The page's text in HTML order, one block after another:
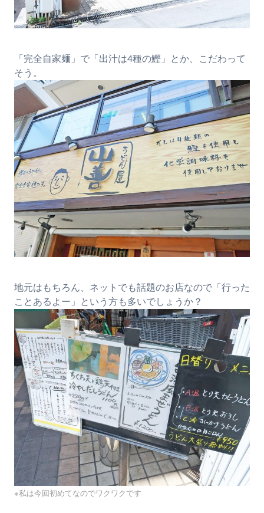
「完全自家麺」で「出汁は4種の鰹」とか、こだわって
そう。
地元はもちろん、ネットでも話題のお店なので「行った
ことあるよー」という方も多いでしょうか？
※私は今回初めてなのでワクワクです